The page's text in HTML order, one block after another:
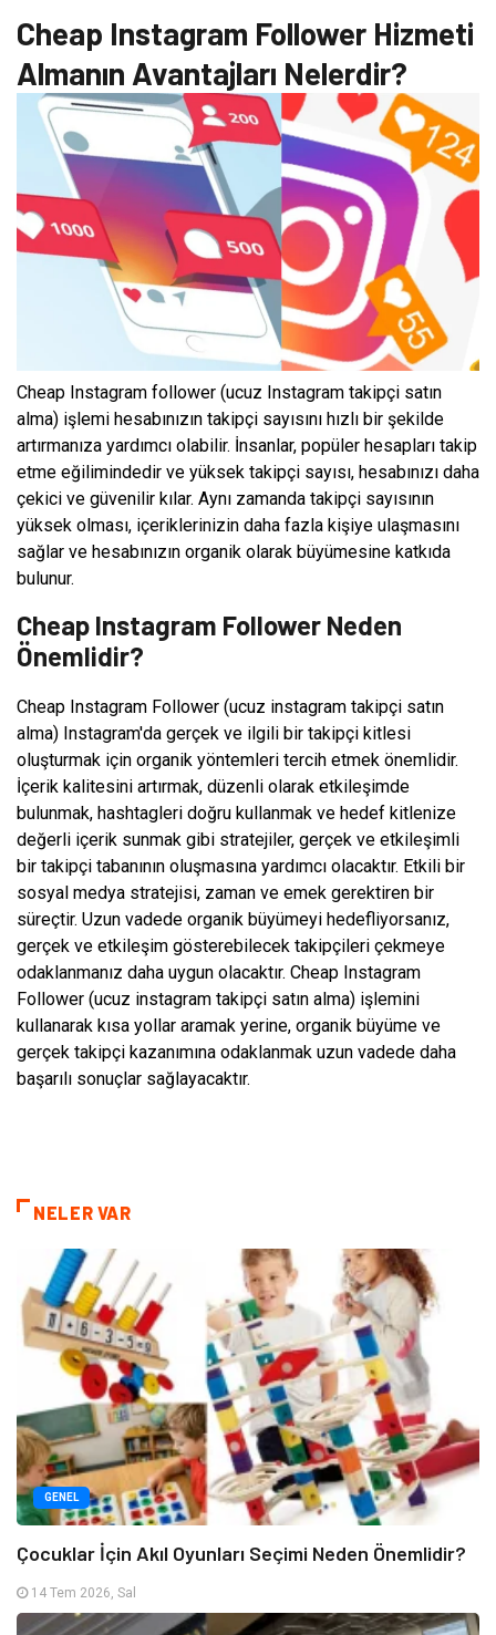
Cheap Instagram Follower Hizmeti
Almanın Avantajları Nelerdir?
Cheap Instagram follower (ucuz Instagram takipçi satın
alma) işlemi hesabınızın takipçi sayısını hızlı bir şekilde
artırmanıza yardımcı olabilir. İnsanlar, popüler hesapları takip
etme eğilimindedir ve yüksek takipçi sayısı, hesabınızı daha
çekici ve güvenilir kılar. Aynı zamanda takipçi sayısının
yüksek olması, içeriklerinizin daha fazla kişiye ulaşmasını
sağlar ve hesabınızın organik olarak büyümesine katkıda
bulunur.
Cheap Instagram Follower Neden
Önemlidir?
Cheap Instagram Follower (ucuz instagram takipçi satın
alma) Instagram'da gerçek ve ilgili bir takipçi kitlesi
oluşturmak için organik yöntemleri tercih etmek önemlidir.
İçerik kalitesini artırmak, düzenli olarak etkileşimde
bulunmak, hashtagleri doğru kullanmak ve hedef kitlenize
değerli içerik sunmak gibi stratejiler, gerçek ve etkileşimli
bir takipçi tabanının oluşmasına yardımcı olacaktır. Etkili bir
sosyal medya stratejisi, zaman ve emek gerektiren bir
süreçtir. Uzun vadede organik büyümeyi hedefliyorsanız,
gerçek ve etkileşim gösterebilecek takipçileri çekmeye
odaklanmanız daha uygun olacaktır. Cheap Instagram
Follower (ucuz instagram takipçi satın alma) işlemini
kullanarak kısa yollar aramak yerine, organik büyüme ve
gerçek takipçi kazanımına odaklanmak uzun vadede daha
başarılı sonuçlar sağlayacaktır.
NELER VAR
GENEL
Çocuklar İçin Akıl Oyunları Seçimi Neden Önemlidir?
14 Tem 2026, Sal